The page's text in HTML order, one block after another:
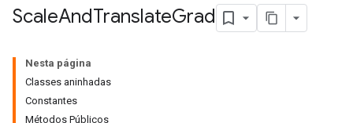
ScaleAndTranslateGrad
Nesta página
Classes aninhadas
Constantes
Métodos Públicos